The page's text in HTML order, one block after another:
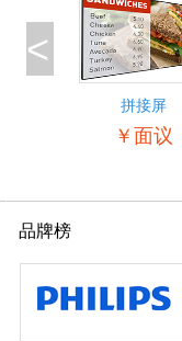
<
拼接屏
￥面议
品牌榜